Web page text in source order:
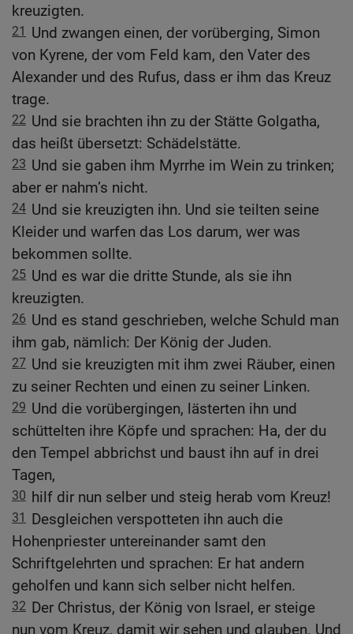
kreuzigten.
21 Und zwangen einen, der vorüberging, Simon
von Kyrene, der vom Feld kam, den Vater des
Alexander und des Rufus, dass er ihm das Kreuz
trage.
22 Und sie brachten ihn zu der Stätte Golgatha,
das heißt übersetzt: Schädelstätte.
23 Und sie gaben ihm Myrrhe im Wein zu trinken;
aber er nahm’s nicht.
24 Und sie kreuzigten ihn. Und sie teilten seine
Kleider und warfen das Los darum, wer was
bekommen sollte.
25 Und es war die dritte Stunde, als sie ihn
kreuzigten.
26 Und es stand geschrieben, welche Schuld man
ihm gab, nämlich: Der König der Juden.
27 Und sie kreuzigten mit ihm zwei Räuber, einen
zu seiner Rechten und einen zu seiner Linken.
29 Und die vorübergingen, lästerten ihn und
schüttelten ihre Köpfe und sprachen: Ha, der du
den Tempel abbrichst und baust ihn auf in drei
Tagen,
30 hilf dir nun selber und steig herab vom Kreuz!
31 Desgleichen verspotteten ihn auch die
Hohenpriester untereinander samt den
Schriftgelehrten und sprachen: Er hat andern
geholfen und kann sich selber nicht helfen.
32 Der Christus, der König von Israel, er steige
nun vom Kreuz, damit wir sehen und glauben. Und